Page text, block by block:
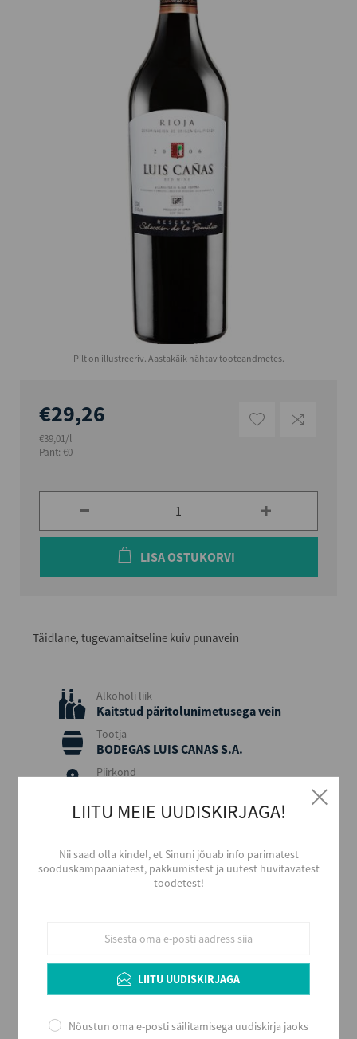
Pilt on illustreeriv. Aastakäik nähtav tooteandmetes.
€29,26
€39,01/l
Pant: €0
LISA OSTUKORVI
Täidlane, tugevamaitseline kuiv punavein
Alkoholi liik
Kaitstud päritolunimetusega vein
Tootja
BODEGAS LUIS CANAS S.A.
Piirkond
Päritolumaa
Viinamari
Tempranillo, Mazuelo Garciano
Punane
Stiil
Tugev ja vürtsikas
LIITU MEIE UUDISKIRJAGA!
Nii saad olla kindel, et Sinuni jõuab info parimatest
sooduskampaaniatest, pakkumistest ja uutest huvitavatest
toodetest!
LIITU UUDISKIRJAGA
Nõustun oma e-posti säilitamisega uudiskirja jaoks